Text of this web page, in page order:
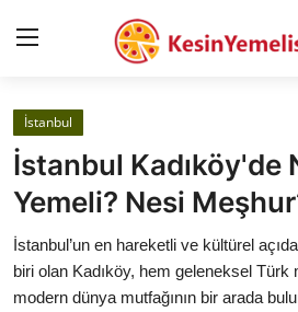
AnaSayfa
Gizlilik Sözleşmesi
Rüya Tabirleri
Diyet & Sağlıklı Beslenme
İstanbul
İstanbul Kadıköy'de
Yemeli? Nesi
İstanbul’un en hareketli ve kültürel
biri olan Kadıköy, hem geleneksel Türk
modern dünya mutfağının bir arada